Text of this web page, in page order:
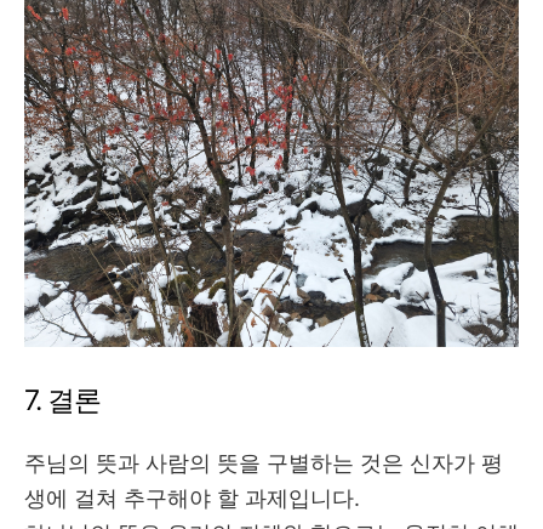
7. 결론
주님의 뜻과 사람의 뜻을 구별하는 것은 신자가 평
생에 걸쳐 추구해야 할 과제입니다.